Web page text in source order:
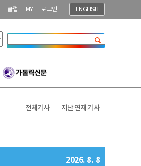
클럽 MY 로그인 ENGLISH
전체기사 지난 연재 기사
2026. 8. 8